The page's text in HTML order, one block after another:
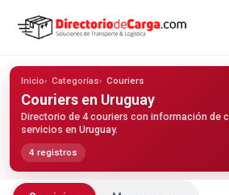
Inicio Categorías Couriers
Couriers en Uruguay
Directorio de 4 couriers con información de
servicios en Uruguay.
4 registros